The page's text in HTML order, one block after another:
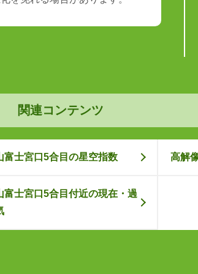
関連コンテンツ
富士宮口5合目の星空指数 高解
富士宮口5合目付近の現在・過